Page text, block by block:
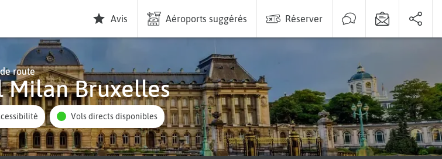
Avis Aéroports suggérés Réserver
route
Milan Bruxelles
Vols directs disponibles